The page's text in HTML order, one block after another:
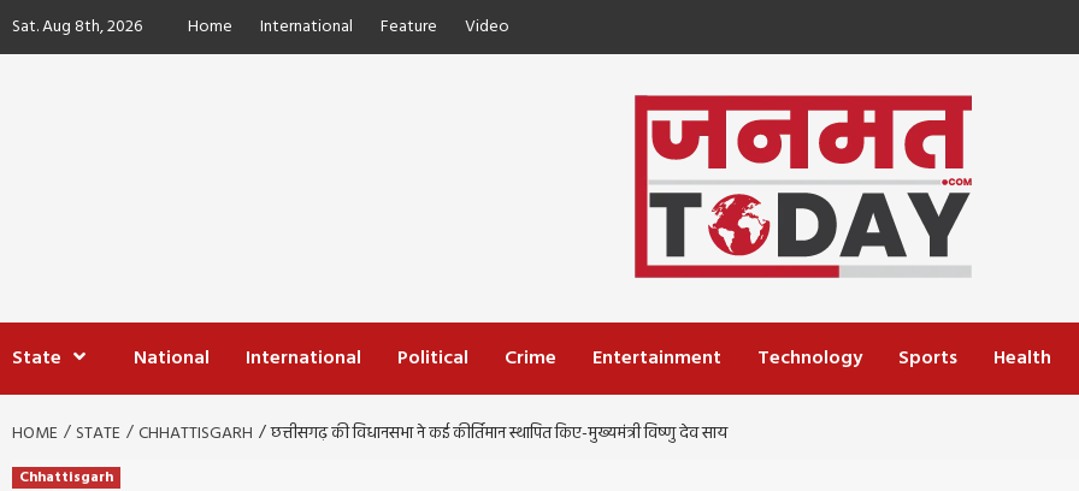
Skip
toSat. Aug 8th, 2026 Home International Feature Video
State National International Political Crime Entertainment Technology Sports Health
HOME STATE CHHATTISGARH छत्तीसगढ़ की विधानसभा ने कई कीर्तिमान स्थापित किए-मुख्यमंत्री विष्णु देव साय
Chhattisgarh